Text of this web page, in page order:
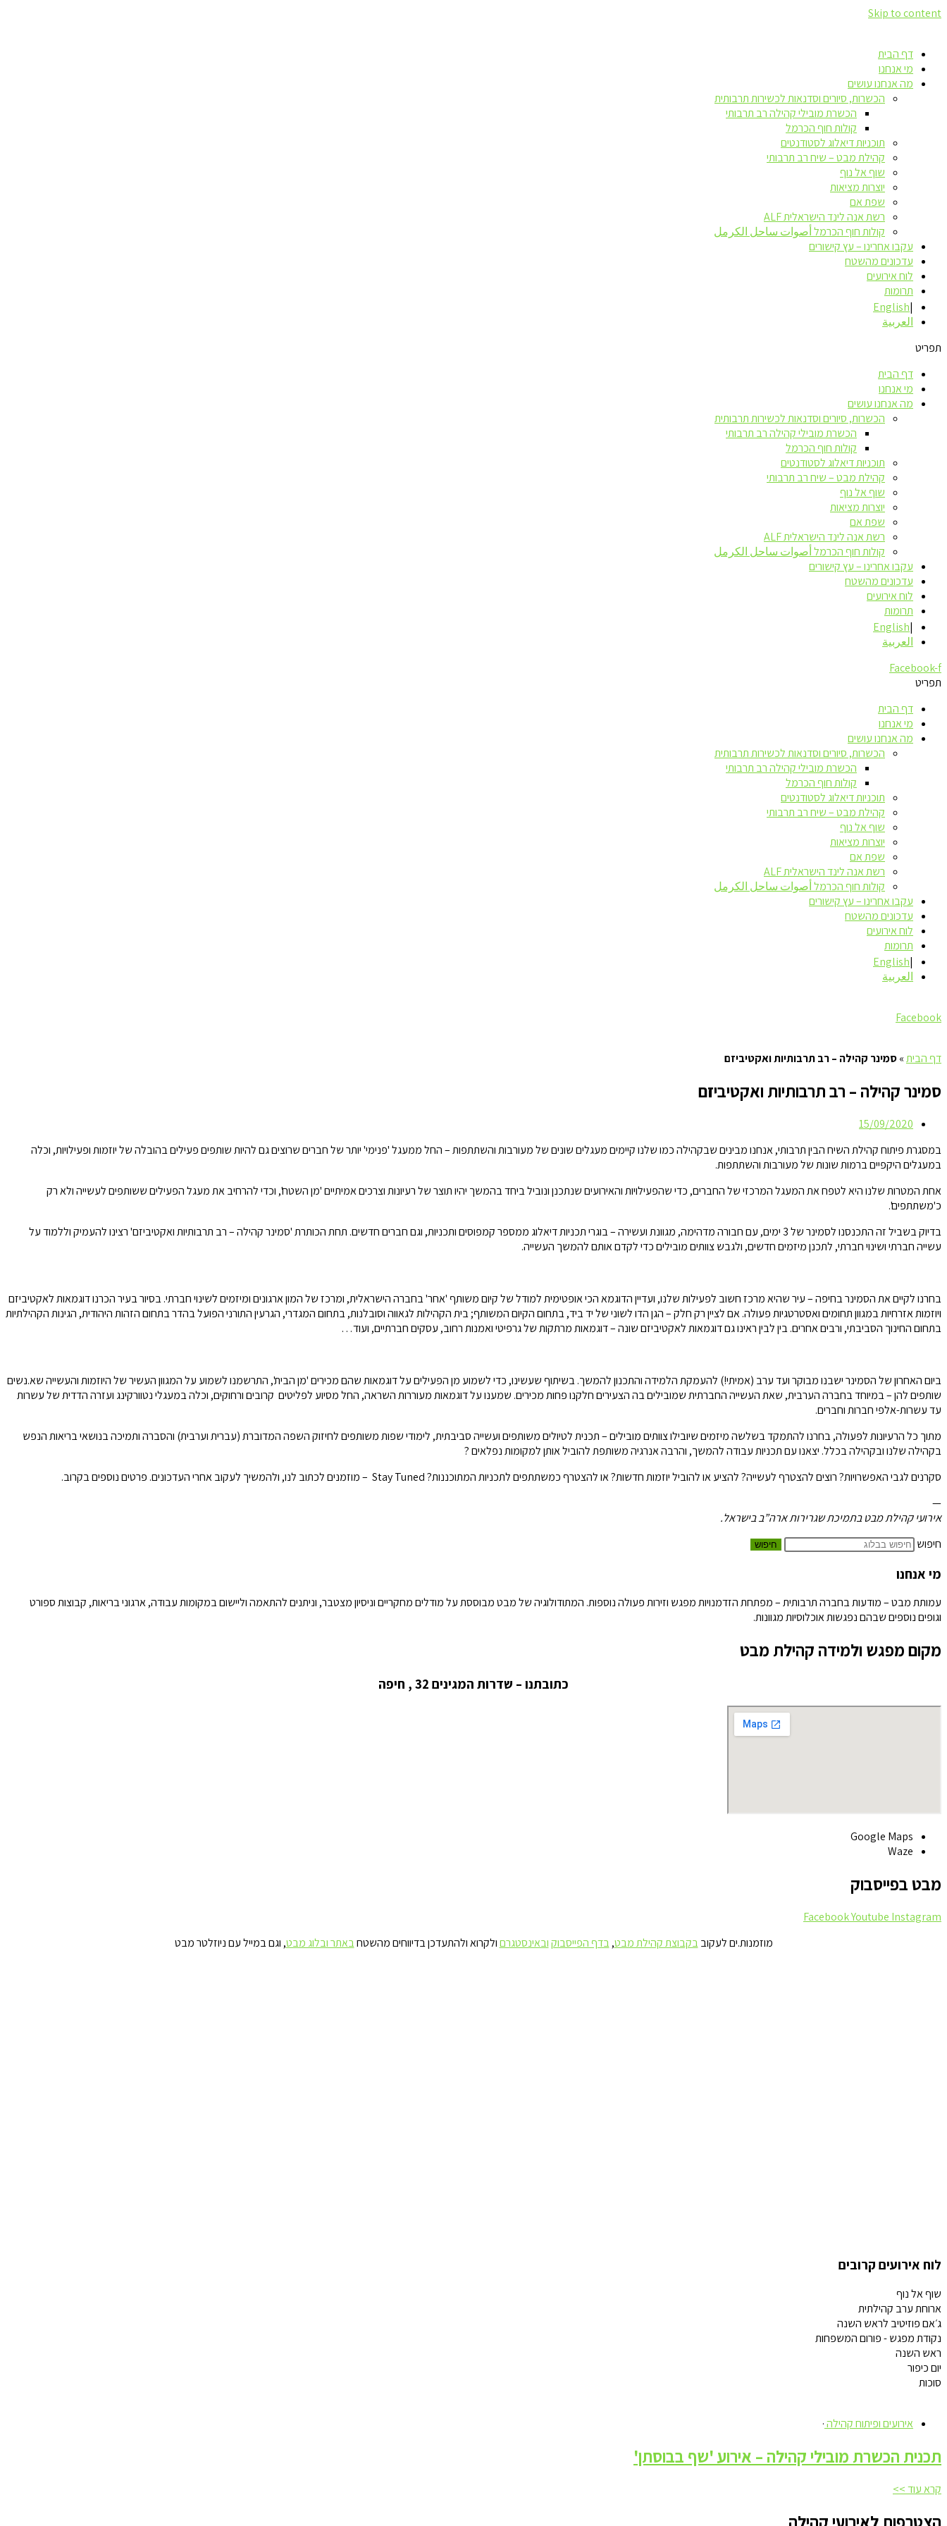
Skip to content
דף הבית
מי אנחנו
מה אנחנו עושים
הכשרות, סיורים וסדנאות לכשירות תרבותית
הכשרת מובילי קהילה רב תרבותי
קולות חוף הכרמל
תוכניות דיאלוג לסטודנטים
קהילת מבט – שיח רב תרבותי
שוף אל נוף
יוצרות מציאות
שפת אם
רשת אנה לינד הישראלית ALF
קולות חוף הכרמל أصوات ساحل الكرمل
עקבו אחרינו – עץ קישורים
עדכונים מהשטח
לוח אירועים
תרומות
English
العربية
תפריט
דף הבית
מי אנחנו
מה אנחנו עושים
הכשרות, סיורים וסדנאות לכשירות תרבותית
הכשרת מובילי קהילה רב תרבותי
קולות חוף הכרמל
תוכניות דיאלוג לסטודנטים
קהילת מבט – שיח רב תרבותי
שוף אל נוף
יוצרות מציאות
שפת אם
רשת אנה לינד הישראלית ALF
קולות חוף הכרמל أصوات ساحل الكرمل
עקבו אחרינו – עץ קישורים
עדכונים מהשטח
לוח אירועים
תרומות
English
العربية
Facebook-f
תפריט
דף הבית
מי אנחנו
מה אנחנו עושים
הכשרות, סיורים וסדנאות לכשירות תרבותית
הכשרת מובילי קהילה רב תרבותי
קולות חוף הכרמל
תוכניות דיאלוג לסטודנטים
קהילת מבט – שיח רב תרבותי
שוף אל נוף
יוצרות מציאות
שפת אם
רשת אנה לינד הישראלית ALF
קולות חוף הכרמל أصوات ساحل الكرمل
עקבו אחרינו – עץ קישורים
עדכונים מהשטח
לוח אירועים
תרומות
English
العربية
Facebook
דף הבית»סמינר קהילה – רב תרבותיות ואקטיביזם
סמינר קהילה – רב תרבותיות ואקטיביזם
15/09/2020
במסגרת פיתוח קהילת השיח הבין תרבותי, אנחנו מבינים שבקהילה כמו שלנו קיימים מעגלים שונים של מעורבות והשתתפות – החל ממעגל 'פנימי' יותר של חברים שרוצים גם להיות שותפים פעילים בהובלה של יוזמות ופעילויות, וכלה
במעגלים היקפיים ברמות שונות של מעורבות והשתתפות.
אחת המטרות שלנו היא לטפח את המעגל המרכזי של החברים, כדי שהפעילויות והאירועים שנתכנן ונוביל ביחד בהמשך יהיו תוצר של רעיונות וצרכים אמיתיים 'מן השטח', וכדי להרחיב את מעגל הפעילים ששותפים לעשייה ולא רק
כ'משתתפים'.
בדיוק בשביל זה התכנסנו לסמינר של 3 ימים, עם חבורה מדהימה, מגוונת ועשירה – בוגרי תכניות דיאלוג ממספר קמפוסים ותכניות, וגם חברים חדשים. תחת הכותרת 'סמינר קהילה – רב תרבותיות ואקטיביזם' רצינו להעמיק וללמוד על
עשייה חברתי ושינוי חברתי, לתכנן מיזמים חדשים, ולגבש צוותים מובילים כדי לקדם אותם להמשך העשייה.
בחרנו לקיים את הסמינר בחיפה – עיר שהיא מרכז חשוב לפעילות שלנו, ועדיין הדוגמא הכי אופטימית למודל של קיום משותף 'אחר' בחברה הישראלית, ומרכז של המון ארגונים ומיזמים לשינוי חברתי. בסיור בעיר הכרנו דוגמאות לאקטיביזם
ויוזמות אזרחיות במגוון תחומים ואסטרטגיות פעולה. אם לציין רק חלק – הגן הדו לשוני של יד ביד, בתחום הקיום המשותף; בית הקהילות לגאווה וסובלנות, בתחום המגדרי, הגרעין התורני הפועל בהדר בתחום הזהות היהודית, הגינות הקהילתיות
בתחום החינוך הסביבתי, ורבים אחרים. בין לבין ראינו גם דוגמאות לאקטיביזם שונה – דוגמאות מרתקות של גרפיטי ואמנות רחוב, עסקים חברתיים, ועוד…
ביום האחרון של הסמינר ישבנו מבוקר ועד ערב (אמיתי!) להעמקת הלמידה והתכנון להמשך. בשיתוף שעשינו, כדי לשמוע מן הפעילים על דוגמאות שהם מכירים 'מן הבית', התרשמנו לשמוע על המגוון העשיר של היוזמות והעשייה שא.נשים
שותפים להן – במיוחד בחברה הערבית, שאת העשייה החברתית שמובילים בה הצעירים חלקנו פחות מכירים. שמענו על דוגמאות מעוררות השראה, החל מסיוע לפליטים קרובים ורחוקים, וכלה במעגלי נטוורקינג ועזרה הדדית של עשרות
עד עשרות-אלפי חברות וחברים.
מתוך כל הרעיונות לפעולה, בחרנו להתמקד בשלשה מיזמים שיובילו צוותים מובילים – תכנית לטיולים משותפים ועשייה סביבתית, לימודי שפות משותפים לחיזוק השפה המדוברת (עברית וערבית) והסברה ותמיכה בנושאי בריאות הנפש
בקהילה שלנו ובקהילה בכלל. יצאנו עם תכניות עבודה להמשך, והרבה אנרגיה משותפת להוביל אותן למקומות נפלאים ?
סקרנים לגבי האפשרויות? רוצים להצטרף לעשייה? להציע או להוביל יוזמות חדשות? או להצטרף כמשתתפים לתכניות המתוכננות? Stay Tuned – מוזמנים לכתוב לנו, ולהמשיך לעקוב אחרי העדכונים. פרטים נוספים בקרוב.
—
אירועי קהילת מבט בתמיכת שגרירות ארה”ב בישראל.
חיפוש
חיפוש
מי אנחנו
עמותת מבט – מודעות בחברה תרבותית – מפתחת הזדמנויות מפגש וזירות פעולה נוספות. המתודולוגיה של מבט מבוססת על מודלים מחקריים וניסיון מצטבר, וניתנים להתאמה וליישום במקומות עבודה, ארגוני בריאות, קבוצות ספורט
וגופים נוספים שבהם נפגשות אוכלוסיות מגוונות.
מקום מפגש ולמידה קהילת מבט
כתובתנו – שדרות המגינים 32 , חיפה
Google Maps
Waze
מבט בפייסבוק
FacebookYoutube Instagram
מוזמנות.ים לעקובבקבוצת קהילת מבט,בדף הפייסבוקובאינסטגרםולקרוא ולהתעדכן בדיווחים מהשטחבאתר ובלוג מבט, וגם במייל עם ניוזלטר מבט
לוח אירועים קרובים
שוף אל נוף
ארוחת ערב קהילתית
ג׳אם פוזיטיב לראש השנה
נקודת מפגש - פורום המשפחות
ראש השנה
יום כיפור
סוכות
אירועים ופיתוח קהילה·
תכנית הכשרת מובילי קהילה – אירוע 'שף בבוסתן'
קרא עוד >>